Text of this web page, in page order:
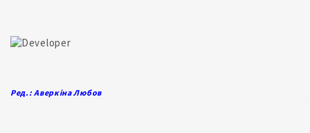
Ред.: Аверкіна Любов